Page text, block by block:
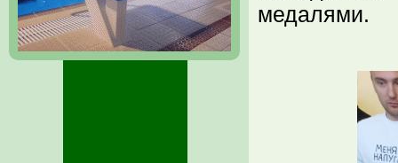
медалями.